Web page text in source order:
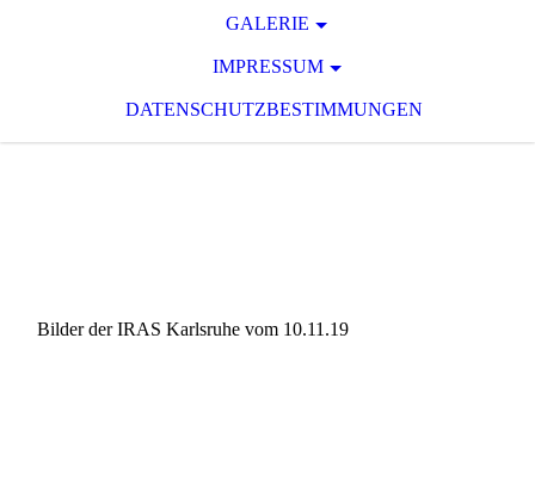
GALERIE
IMPRESSUM
DATENSCHUTZBESTIMMUNGEN
Bilder der IRAS Karlsruhe vom 10.11.19